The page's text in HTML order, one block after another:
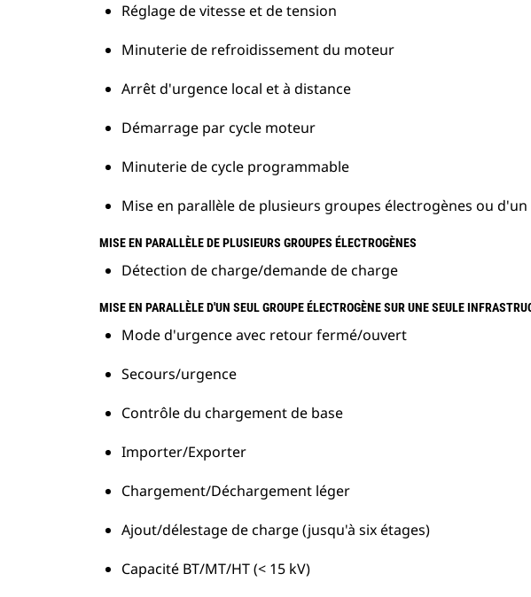
Réglage de vitesse et de tension
Minuterie de refroidissement du moteur
Arrêt d'urgence local et à distance
Démarrage par cycle moteur
Minuterie de cycle programmable
Mise en parallèle de plusieurs groupes électrogènes ou
MISE EN PARALLÈLE DE PLUSIEURS GROUPES ÉLECTROGÈNES
Détection de charge/demande de charge
MISE EN PARALLÈLE D'UN SEUL GROUPE ÉLECTROGÈNE SUR UNE SEULE
Mode d'urgence avec retour fermé/ouvert
Secours/urgence
Contrôle du chargement de base
Importer/Exporter
Chargement/Déchargement léger
Ajout/délestage de charge (jusqu'à six étages)
Capacité BT/MT/HT (< 15 kV)